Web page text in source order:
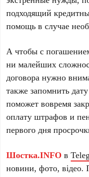
подходящий
помощь в случае
А чтобы с
ни малейших
договора нужно
также запомнить
поможет вовремя
оплату штрафов и
первого дня
Шостка.INFO в
новини, фото, відео.